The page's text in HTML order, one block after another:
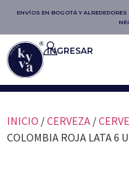
ENVÍOS EN BOGOTÁ Y
INGRESAR
INICIO /CERVEZA /
COLOMBIA ROJA LATA 6